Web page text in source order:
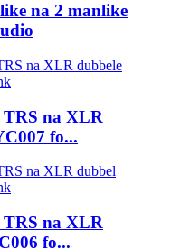
na 2 manlike
TRS na XLR
fo...
TRS na XLR
fo...